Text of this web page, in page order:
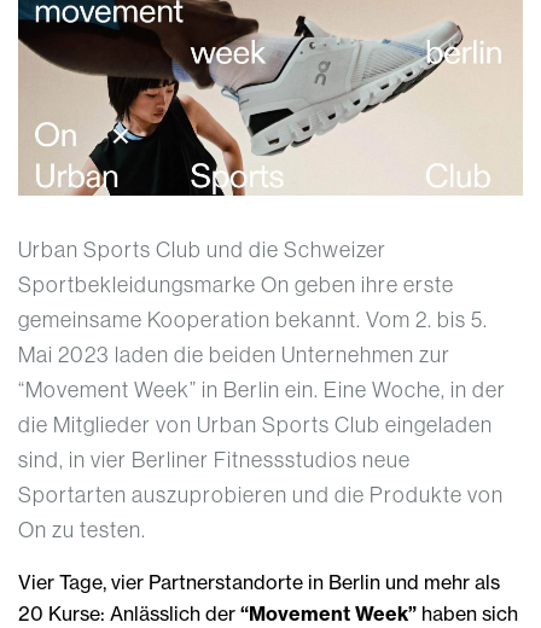
Urban Sports Club und die Schweizer
Sportbekleidungsmarke On geben ihre erste
gemeinsame Kooperation bekannt. Vom 2. bis 5.
Mai 2023 laden die beiden Unternehmen zur
“Movement Week” in Berlin ein. Eine Woche, in der
die Mitglieder von Urban Sports Club eingeladen
sind, in vier Berliner Fitnessstudios neue
Sportarten auszuprobieren und die Produkte von
On zu testen.
Vier Tage, vier Partnerstandorte in Berlin und mehr als
20 Kurse: Anlässlich der “Movement Week” haben sich